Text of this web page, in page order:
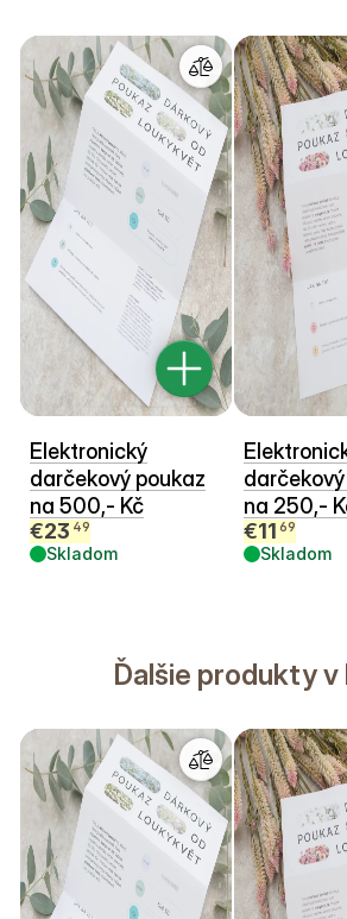
Elektronický
darčekový poukaz
na 500,- Kč
€23 49
Skladom
na 250,-
€11 69
Skladom
Ďalšie produkty